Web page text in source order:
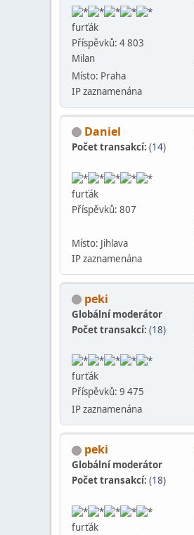
furťák
Příspěvků: 4 803
Milan
Místo: Praha
IP zaznamenána
Daniel
Počet transakcí: (14)
furťák
Příspěvků: 807
Místo: Jihlava
IP zaznamenána
peki
Globální moderátor
Počet transakcí: (18)
furťák
Příspěvků: 9 475
IP zaznamenána
peki
Globální moderátor
Počet transakcí: (18)
furťák